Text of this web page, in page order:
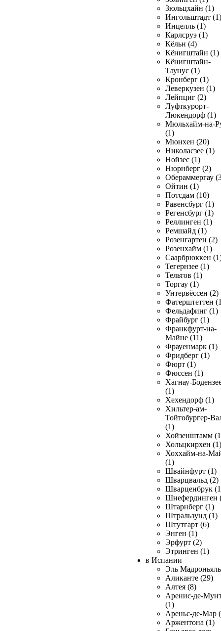
Зюльцхайн (1)
Ингольштадт (1)
Инцелль (1)
Карлсруэ (1)
Кёльн (4)
Кёнигштайн (1)
Кёнигштайн-
Таунус (1)
Кронберг (1)
Леверкузен (1)
Лейпциг (2)
Луфткурорт-
Люкендорф (1)
Мюльхайм-на-
(1)
Мюнхен (20)
Николасзее (1)
Нойзес (1)
Нюрнберг (2)
Обераммергау
Ойтин (1)
Потсдам (10)
Равенсбург (1)
Регенсбург (1)
Реллинген (1)
Ремшайд (1)
Розенгартен (2)
Розенхайм (1)
Саарбрюккен
Тегернзее (1)
Тельтов (1)
Торгау (1)
Унтервёссен (2)
Фатерштеттен
Фельдафинг (1)
Фрайбург (1)
Франкфурт-на-
Майне (11)
Фрауенмарк (1)
Фридберг (1)
Фюрт (1)
Фюссен (1)
Хагнау-
(1)
Хехендорф (1)
Хильтер-ам-
Тойтобургер-
(1)
Хойзенштамм
Хольцкирхен (1)
Хоххайм-на-
(1)
Швайнфурт (1)
Шварцвальд (2)
Шварценбрук
Шнефердинген
Штарнберг (1)
Штральзунд (1)
Штутгарт (6)
Энген (1)
Эрфурт (2)
Этринген (1)
в Испании
Эль
Аликанте (29)
Алтея (8)
Аренис-де-
(1)
Ареньс-де-Мар
Аржентона (1)